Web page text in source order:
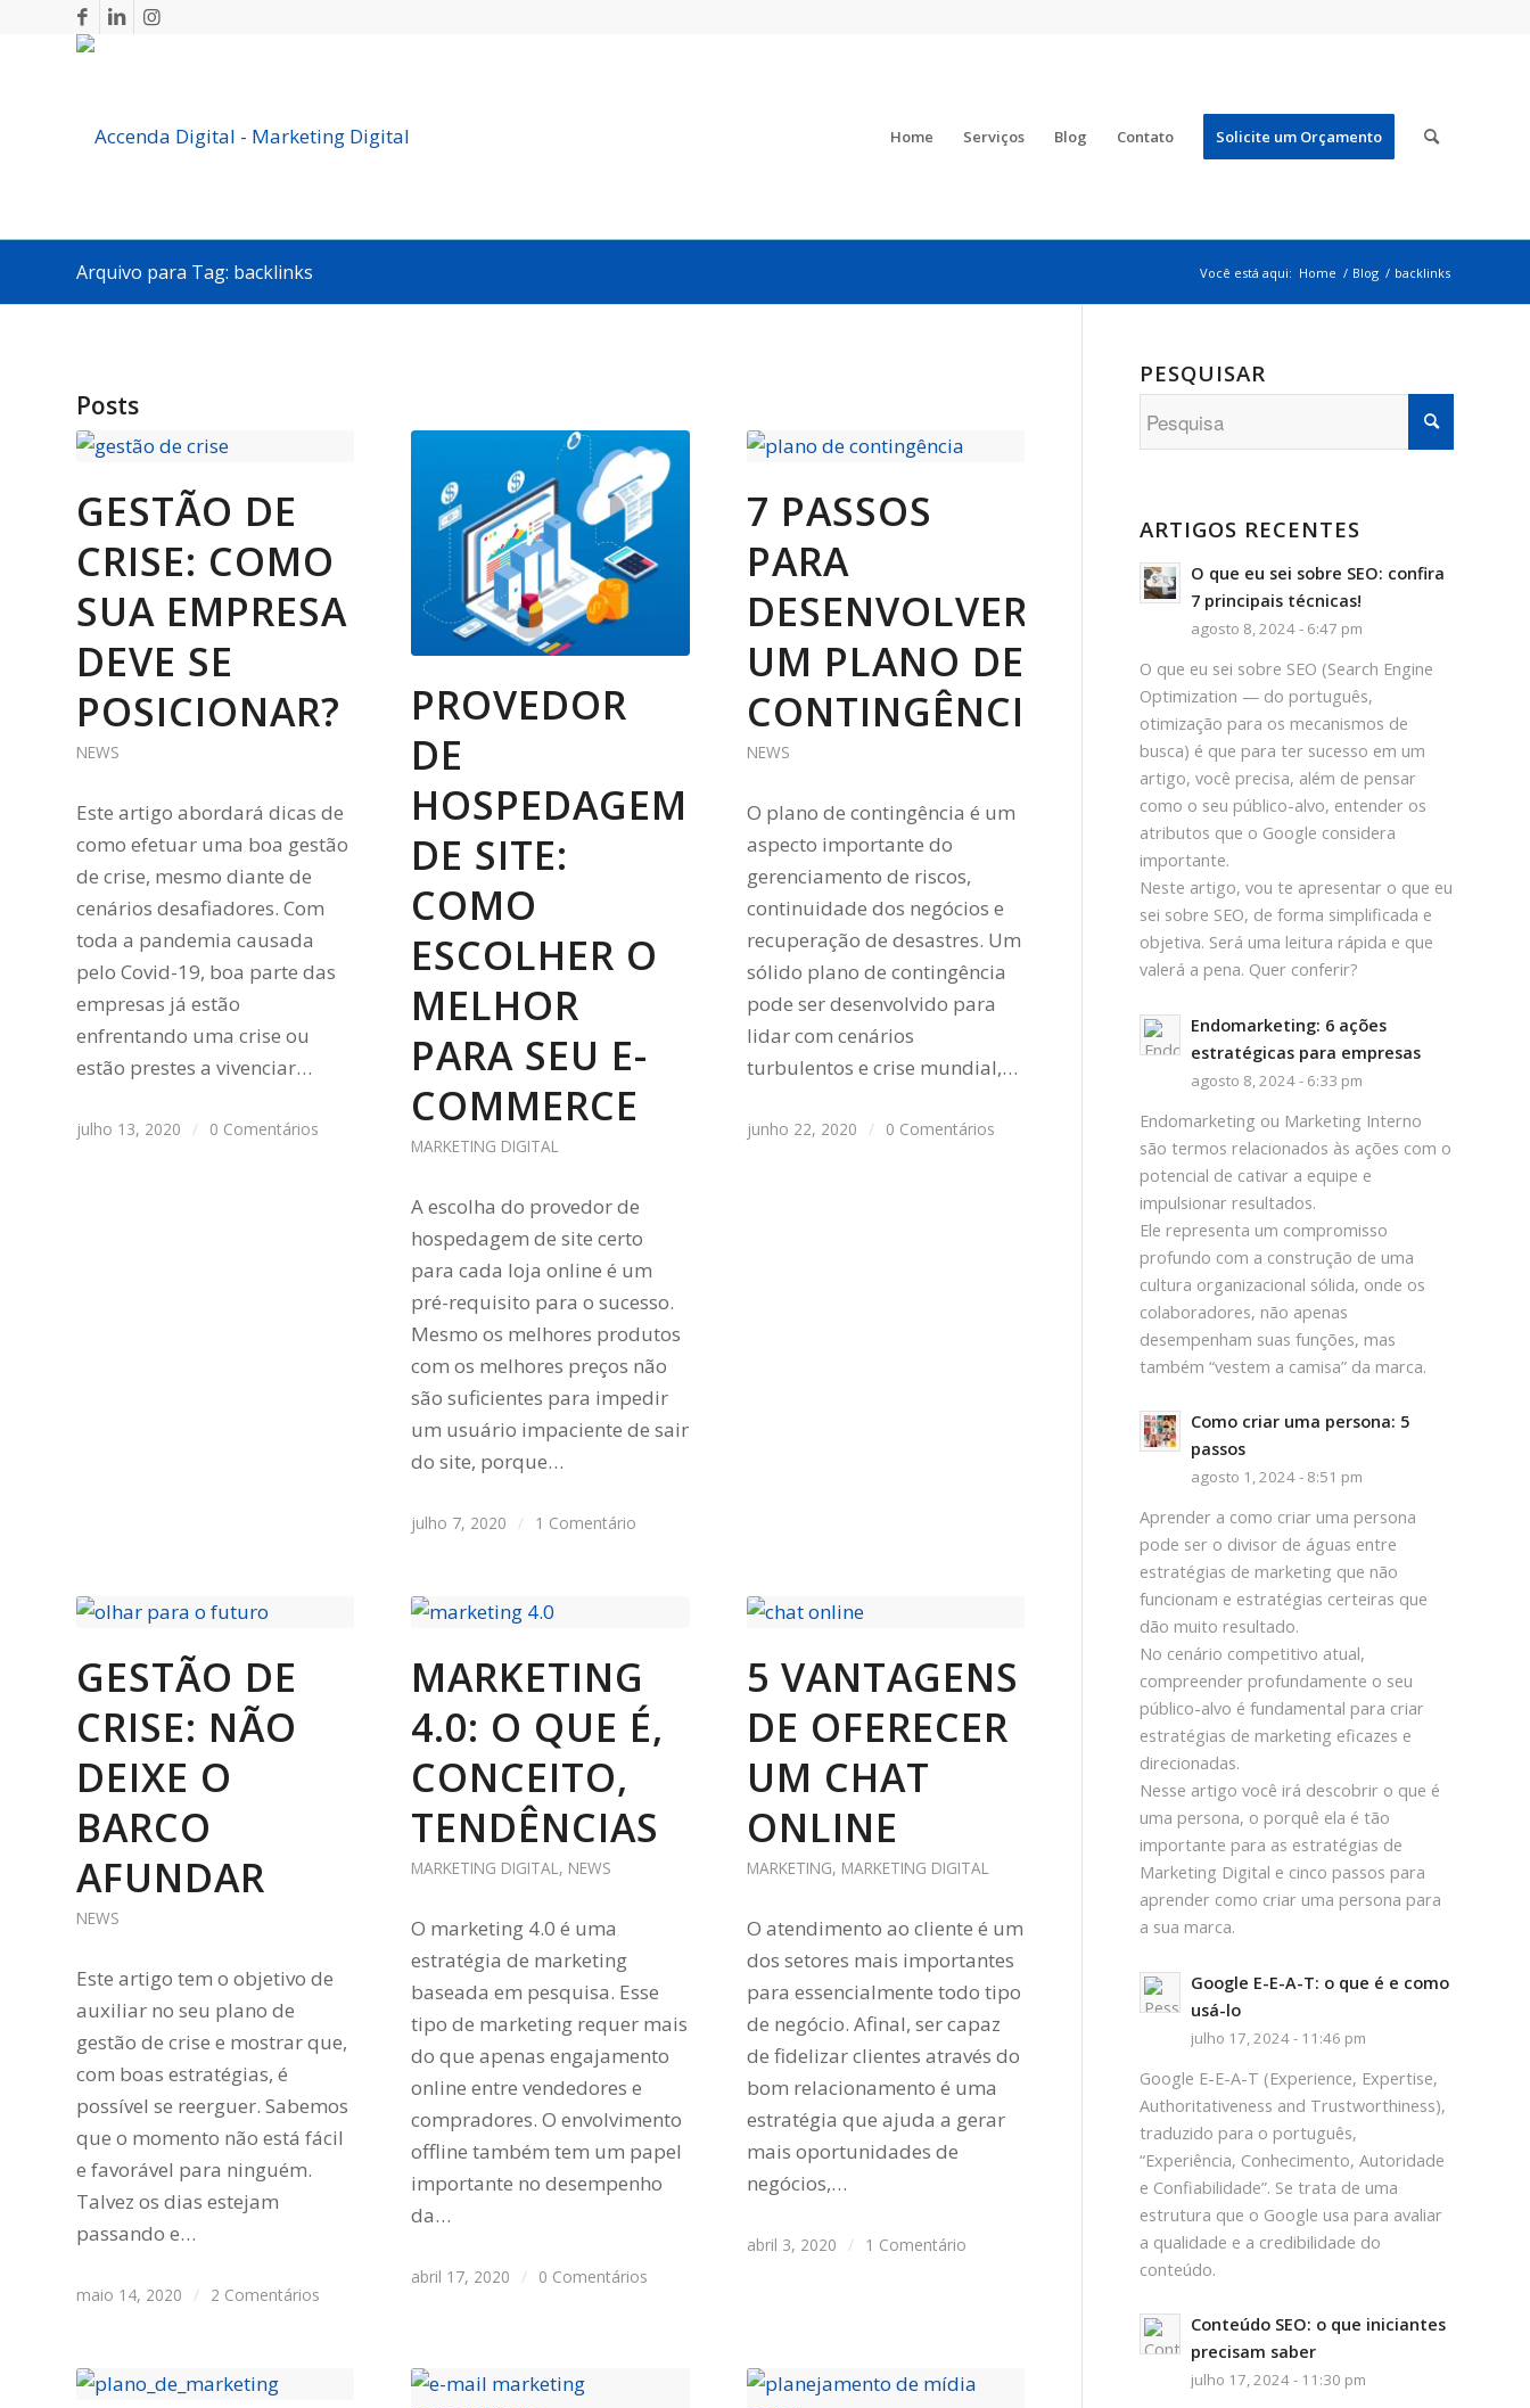
Home Serviços Blog Contato Solicite um Orçamento
Arquivo para Tag: backlinks Você está aqui: Home / Blog / backlinks
Posts
GESTÃO DE
CRISE: COMO
SUA EMPRESA
DEVE SE
POSICIONAR?
NEWS
Este artigo abordará dicas de
como efetuar uma boa gestão
de crise, mesmo diante de
cenários desafiadores. Com
toda a pandemia causada
pelo Covid-19, boa parte das
empresas já estão
enfrentando uma crise ou
estão prestes a vivenciar…
julho 13, 2020 / 0 Comentários
PROVEDOR
DE
HOSPEDAGEM
DE SITE:
COMO
ESCOLHER O
MELHOR
PARA SEU E-
COMMERCE
MARKETING DIGITAL
A escolha do provedor de
hospedagem de site certo
para cada loja online é um
pré-requisito para o sucesso.
Mesmo os melhores produtos
com os melhores preços não
são suficientes para impedir
um usuário impaciente de sair
do site, porque…
julho 7, 2020 / 1 Comentário
7 PASSOS
PARA
DESENVOLVER
UM PLANO DE
CONTINGÊNCIA
NEWS
O plano de contingência é um
aspecto importante do
gerenciamento de riscos,
continuidade dos negócios e
recuperação de desastres. Um
sólido plano de contingência
pode ser desenvolvido para
lidar com cenários
turbulentos e crise mundial,…
junho 22, 2020 / 0 Comentários
GESTÃO DE
CRISE: NÃO
DEIXE O
BARCO
AFUNDAR
NEWS
Este artigo tem o objetivo de
auxiliar no seu plano de
gestão de crise e mostrar que,
com boas estratégias, é
possível se reerguer. Sabemos
que o momento não está fácil
e favorável para ninguém.
Talvez os dias estejam
passando e…
maio 14, 2020 / 2 Comentários
MARKETING
4.0: O QUE É,
CONCEITO,
TENDÊNCIAS
MARKETING DIGITAL , NEWS
O marketing 4.0 é uma
estratégia de marketing
baseada em pesquisa. Esse
tipo de marketing requer mais
do que apenas engajamento
online entre vendedores e
compradores. O envolvimento
offline também tem um papel
importante no desempenho
da…
abril 17, 2020 / 0 Comentários
5 VANTAGENS
DE OFERECER
UM CHAT
ONLINE
MARKETING, MARKETING DIGITAL
O atendimento ao cliente é um
dos setores mais importantes
para essencialmente todo tipo
de negócio. Afinal, ser capaz
de fidelizar clientes através do
bom relacionamento é uma
estratégia que ajuda a gerar
mais oportunidades de
negócios,…
abril 3, 2020 / 1 Comentário
PESQUISAR
ARTIGOS RECENTES
O que eu sei sobre SEO: confira
7 principais técnicas!
agosto 8, 2024 - 6:47 pm
O que eu sei sobre SEO (Search Engine
Optimization — do português,
otimização para os mecanismos de
busca) é que para ter sucesso em um
artigo, você precisa, além de pensar
como o seu público-alvo, entender os
atributos que o Google considera
importante.
Neste artigo, vou te apresentar o que eu
sei sobre SEO, de forma simplificada e
objetiva. Será uma leitura rápida e que
valerá a pena. Quer conferir?
Endomarketing: 6 ações
estratégicas para empresas
agosto 8, 2024 - 6:33 pm
Endomarketing ou Marketing Interno
são termos relacionados às ações com o
potencial de cativar a equipe e
impulsionar resultados.
Ele representa um compromisso
profundo com a construção de uma
cultura organizacional sólida, onde os
colaboradores, não apenas
desempenham suas funções, mas
também “vestem a camisa” da marca.
Como criar uma persona: 5
passos
agosto 1, 2024 - 8:51 pm
Aprender a como criar uma persona
pode ser o divisor de águas entre
estratégias de marketing que não
funcionam e estratégias certeiras que
dão muito resultado.
No cenário competitivo atual,
compreender profundamente o seu
público-alvo é fundamental para criar
estratégias de marketing eficazes e
direcionadas.
Nesse artigo você irá descobrir o que é
uma persona, o porquê ela é tão
importante para as estratégias de
Marketing Digital e cinco passos para
aprender como criar uma persona para
a sua marca.
Google E-E-A-T: o que é e como
usá-lo
julho 17, 2024 - 11:46 pm
Google E-E-A-T (Experience, Expertise,
Authoritativeness and Trustworthiness),
traduzido para o português,
“Experiência, Conhecimento, Autoridade
e Confiabilidade”. Se trata de uma
estrutura que o Google usa para avaliar
a qualidade e a credibilidade do
conteúdo.
Conteúdo SEO: o que iniciantes
precisam saber
julho 17, 2024 - 11:30 pm